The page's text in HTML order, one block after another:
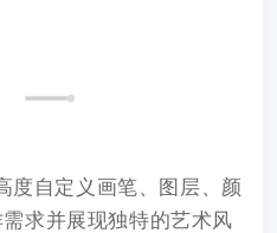
度自定义画笔、图层、颜
求并展现独特的艺术风